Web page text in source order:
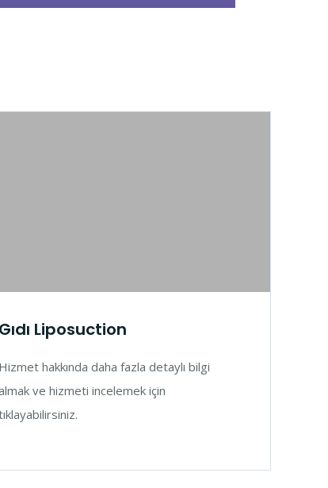
Gıdı Liposuction
Hizmet hakkında daha fazla detaylı bilgi
ve hizmeti incelemek için